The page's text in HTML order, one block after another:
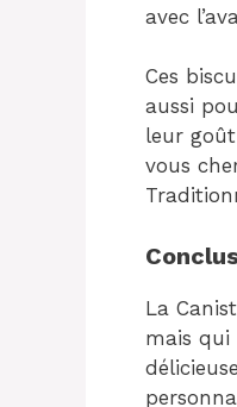
avec
Ces
aussi
leur
vous
La
mais qui